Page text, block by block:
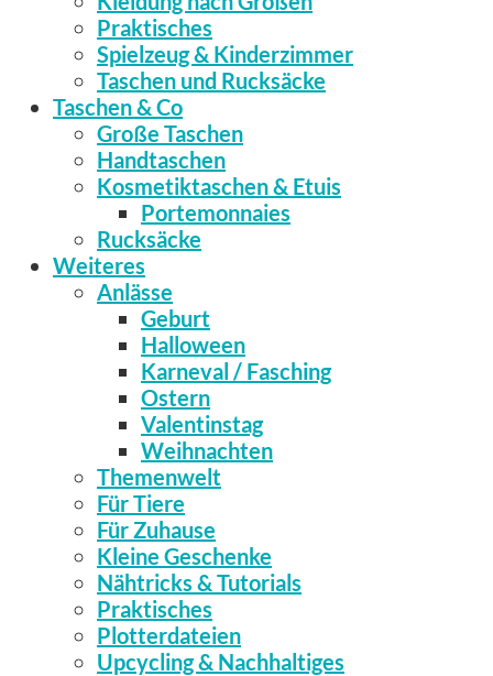
Praktisches
Spielzeug & Kinderzimmer
Taschen und Rucksäcke
Taschen & Co
Große Taschen
Handtaschen
Kosmetiktaschen & Etuis
Portemonnaies
Rucksäcke
Weiteres
Anlässe
Geburt
Halloween
Karneval / Fasching
Ostern
Valentinstag
Weihnachten
Themenwelt
Für Tiere
Für Zuhause
Kleine Geschenke
Nähtricks & Tutorials
Praktisches
Plotterdateien
Upcycling & Nachhaltiges